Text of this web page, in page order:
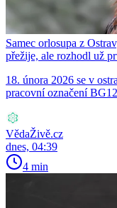
Samec orlosupa z
přežije, ale rozhodl už
18. února 2026 se v
pracovní označení
VědaŽivě.cz
dnes, 04:39
4 min